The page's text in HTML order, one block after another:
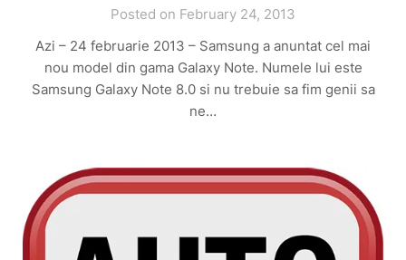
Posted on February 24, 2013
Azi – 24 februarie 2013 – Samsung a anuntat cel mai
nou model din gama Galaxy Note. Numele lui este
Samsung Galaxy Note 8.0 si nu trebuie sa fim genii sa
ne…